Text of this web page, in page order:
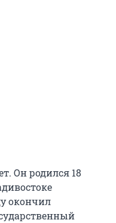
Он родился 18
окончил